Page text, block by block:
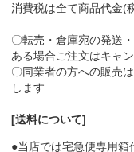
消費税は全て商品代金(
〇転売・倉庫宛の発送
ある場合ご注文はキャ
〇同業者の方への販売
します
[送料について]
●当店では宅急便専用